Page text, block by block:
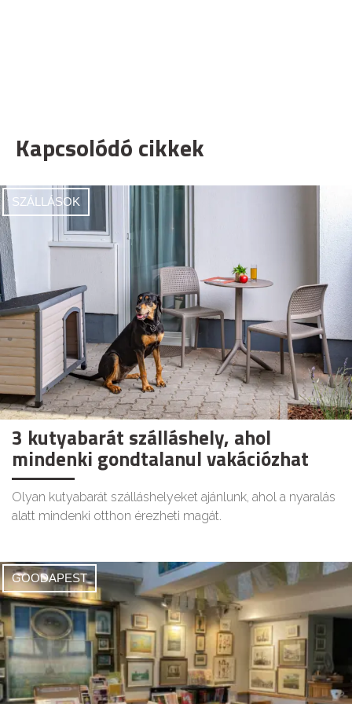
Kapcsolódó cikkek
SZÁLLÁSOK
3 kutyabarát szálláshely, ahol
mindenki gondtalanul vakációzhat
Olyan kutyabarát szálláshelyeket ajánlunk, ahol a nyaralás
alatt mindenki otthon érezheti magát.
GOODAPEST